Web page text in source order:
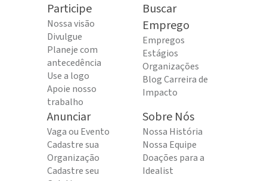
Participe
Nossa visão
Divulgue
Planeje com
antecedência
Use a logo
Apoie nosso
trabalho
Buscar
Emprego
Empregos
Estágios
Organizações
Blog Carreira de
Impacto
Anunciar
Vaga ou Evento
Cadastre sua
Organização
Cadastre seu
Sobre Nós
Nossa História
Nossa Equipe
Doações para a
Idealist